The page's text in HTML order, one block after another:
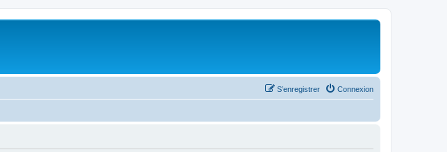
Connexion
S’enregistrer